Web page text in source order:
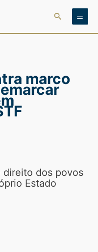
Pesquisar
marco
direito dos povos
Estado